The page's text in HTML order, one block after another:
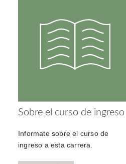
Sobre el curso de ingreso
Informate sobre el curso de
ingreso a esta carrera.